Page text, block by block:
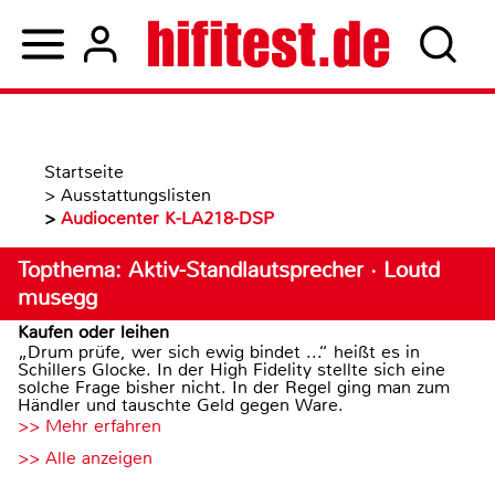
Startseite
> Ausstattungslisten
> Audiocenter K-LA218-DSP
Topthema: Aktiv-Standlautsprecher · Loutd
musegg
Kaufen oder leihen
„Drum prüfe, wer sich ewig bindet ...“ heißt es in
Schillers Glocke. In der High Fidelity stellte sich eine
solche Frage bisher nicht. In der Regel ging man zum
Händler und tauschte Geld gegen Ware.
>> Mehr erfahren
>> Alle anzeigen